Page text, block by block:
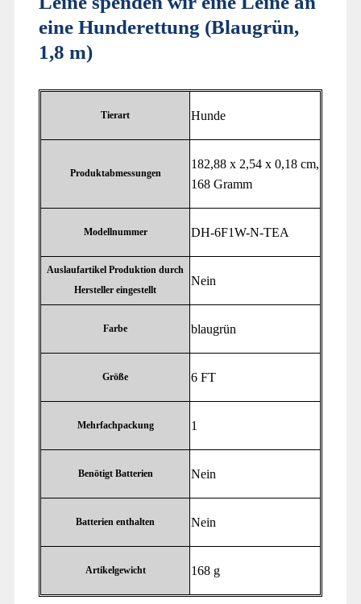
eine Hunderettung (Blaugrün,
1,8 m)
Tierart ‎Hunde
Produktabmessungen
‎182,88 x 2,54 x 0,18 cm,
168 Gramm
Modellnummer ‎DH-6F1W-N-TEA
Auslaufartikel Produktion durch
Hersteller eingestellt
‎Nein
Farbe ‎blaugrün
Größe ‎6 FT
Mehrfachpackung ‎1
Benötigt Batterien ‎Nein
Batterien enthalten ‎Nein
Artikelgewicht ‎168 g